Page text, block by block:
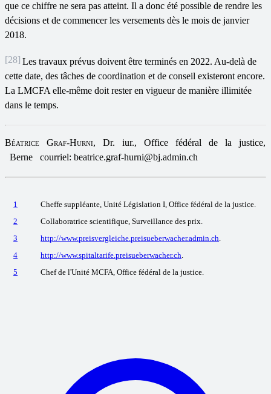
que ce chiffre ne sera pas atteint. Il a donc été possible de rendre les
décisions et de commencer les versements dès le mois de janvier
2018.
[28] Les travaux prévus doivent être terminés en 2022. Au-delà de
cette date, des tâches de coordination et de conseil existeront encore.
La LMCFA elle-même doit rester en vigueur de manière illimitée
dans le temps.
Béatrice Graf-Hurni, Dr. iur., Office fédéral de la justice,
Berne courriel: beatrice.graf-hurni@bj.admin.ch
1
Cheffe suppléante, Unité Législation I, Office fédéral de la justice.
2
Collaboratrice scientifique, Surveillance des prix.
3
http://www.preisvergleiche.preisueberwacher.admin.ch.
4
http://www.spitaltarife.preisueberwacher.ch.
5
Chef de l'Unité MCFA, Office fédéral de la justice.